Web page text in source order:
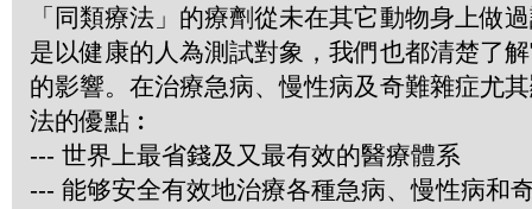
「同類療法」的療劑從未在其它動物身上做
是以健康的人為測試對象，我們也都清楚了
的影響。在治療急病、慢性病及奇難雜症尤
法的優點︰
--- 世界上最省錢及又最有效的醫療體系
--- 能够安全有效地治療各種急病、慢性病和